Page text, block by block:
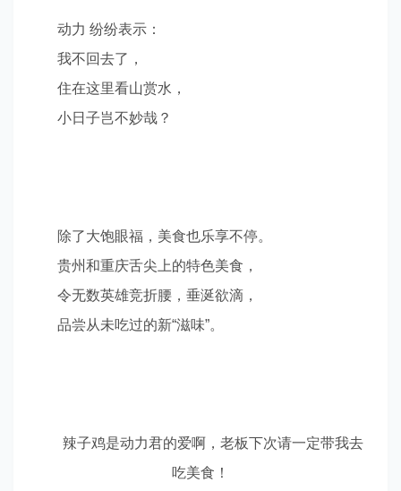
动力 纷纷表示：
我不回去了，
住在这里看山赏水，
小日子岂不妙哉？
除了大饱眼福，美食也乐享不停。
贵州和重庆舌尖上的特色美食，
令无数英雄竞折腰，垂涎欲滴，
品尝从未吃过的新“滋味”。
辣子鸡是动力君的爱啊，老板下次请一定带我去
吃美食！